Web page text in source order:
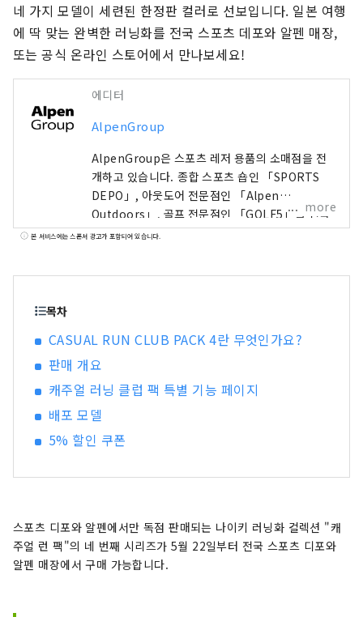
네 가지 모델이 세련된 한정판 컬러로 선보입니다. 일본 여행
에 딱 맞는 완벽한 러닝화를 전국 스포츠 데포와 알펜 매장,
또는 공식 온라인 스토어에서 만나보세요!
에디터
AlpenGroup
AlpenGroup은 스포츠 레저 용품의 소매점을 전
개하고 있습니다. 종합 스포츠 숍인 「SPORTS
DEPO」, 아웃도어 전문점인 「Alpen
Outdoors」, 골프 전문점인 「GOLF5」를 전국
에 전개해, 유명 스포츠 브랜드의 스포츠 용품이나,
more
본 서비스에는 스폰서 광고가 포함되어 있습니다.
목차
CASUAL RUN CLUB PACK 4란 무엇인가요?
판매 개요
캐주얼 러닝 클럽 팩 특별 기능 페이지
배포 모델
5% 할인 쿠폰
스포츠 디포와 알펜에서만 독점 판매되는 나이키 러닝화 컬렉션 "캐
주얼 런 팩"의 네 번째 시리즈가 5월 22일부터 전국 스포츠 디포와
알펜 매장에서 구매 가능합니다.